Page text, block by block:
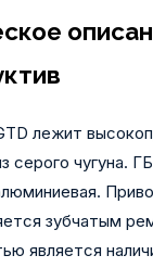
лежит
серого чугуна.
зубчатым
является